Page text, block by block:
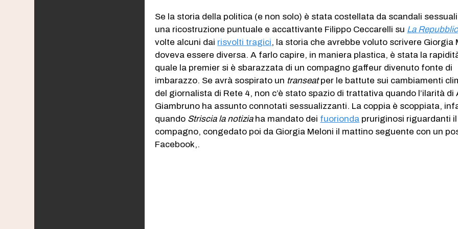
Se la storia della politica (e non solo) è stata costellata da scandali
una ricostruzione puntuale e accattivante Filippo Ceccarelli su La
volte alcuni dai risvolti tragici, la storia che avrebbe voluto scrivere Giorgia
doveva essere diversa. A farlo capire, in maniera plastica, è stata la
quale la premier si è sbarazzata di un compagno gaffeur divenuto fonte di
imbarazzo. Se avrà sospirato un transeatper le battute sui cambiamenti
del giornalista di Rete 4, non c’è stato spazio di trattativa quando l’ilarità di
Giambruno ha assunto connotati sessualizzanti. La coppia è scoppiata,
quando Striscia la notiziaha mandato dei fuorionda pruriginosi riguardanti il
compagno, congedato poi da Giorgia Meloni il mattino seguente con un
Facebook,.